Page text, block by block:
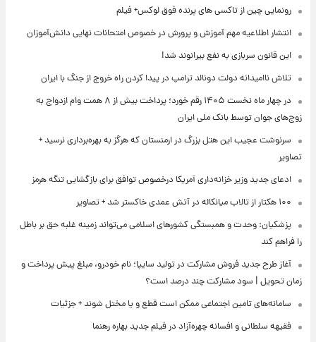
رونمایی چین از تاکسی های پرنده فوق لوکس+ فیلم
انتشار اطلاعیه مهم آموزش و پرورش در خصوص امتحانات نهایی دانش‌آموزان
این قانون سربازی به نفع بیرانوند شد!
تلاش ناامیدانه‌ دولت دونالد ترامپ در پیدا کردن راه خروج از جنگ با ایران
در چهار ماه نخست ۱۴۰۵ رقم خورد؛ پرداخت بیش از ۸ همت وام ازدواج به
زوج‌های جوان توسط بانک ملی ایران
سرنوشت عجیب این هتل بزرگ در ارمنستان که هرگز به بهره‌برداری نرسید +
تصاویر
ادعای جدید وزیر خزانه‌داری آمریکا درخصوص توافق برای بازگشایی تنگه هرمز
۱۰۰ هکتار از تالاب میانکاله در آتش عمدی خاکستر شد + تصاویر
پزشکیان: وحدت و همبستگی کشورهای اسلامی می‌تواند زمینه غلبه حق بر باطل
را فراهم کند
آغاز طرح جدید فروش مشارکت در تولید سایپا؛ نام خودرو، مبلغ پیش پرداخت و
زمان تحویل | سود مشارکت چند درصد است؟
سامانه‌های تامین اجتماعی ممکن است قطع و یا مختل شوند + جزئیات
فقیهه سلطانی و افسانه چهره‌آزاد در فیلم جدید بهاره رهنما